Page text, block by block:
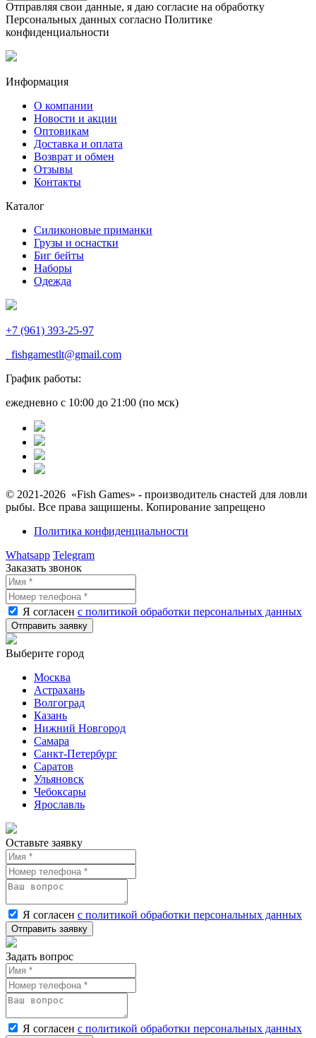
Отправляя свои данные, я даю согласие на обработку
Персональных данных согласно Политике
конфиденциальности
Информация
О компании
Новости и акции
Оптовикам
Доставка и оплата
Возврат и обмен
Отзывы
Контакты
Каталог
Силиконовые приманки
Грузы и оснастки
Биг бейты
Наборы
Одежда
+7 (961) 393-25-97
fishgamestlt@gmail.com
График работы:
ежедневно с 10:00 до 21:00 (по мск)
© 2021-2026 «Fish Games» - производитель снастей для ловли
рыбы. Все права защишены. Копирование запрещено
Политика конфиденциальности
Whatsapp Telegram
Заказать звонок
Я согласен с политикой обработки персональных данных
Выберите город
Москва
Астрахань
Волгоград
Казань
Нижний Новгород
Самара
Санкт-Петербург
Саратов
Ульяновск
Чебоксары
Ярославль
Оставьте заявку
Я согласен с политикой обработки персональных данных
Задать вопрос
Я согласен с политикой обработки персональных данных